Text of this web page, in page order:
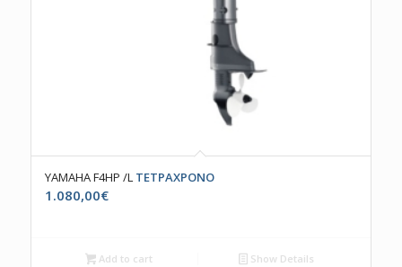
YAMAHA F4HP /L ΤΕΤΡΑΧΡΟΝΟ
1.080,00€
Add to cart Show Details